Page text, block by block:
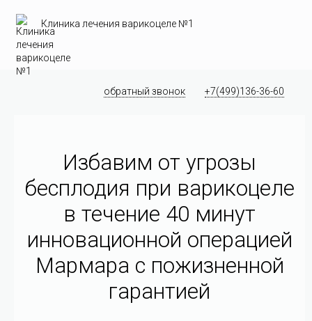
Клиника лечения варикоцеле №1
обратный звонок +7(499)136-36-60
Избавим от угрозы
бесплодия при варикоцеле
в течение 40 минут
инновационной операцией
Мармара c пожизненной
гарантией